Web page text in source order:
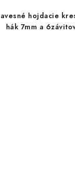
hojdacie
hák 7mm a